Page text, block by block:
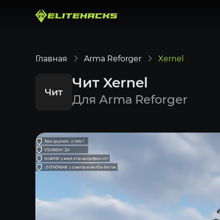
Главная Arma Reforger Xernel
Чит
Чит Xernel
Для Arma Reforger